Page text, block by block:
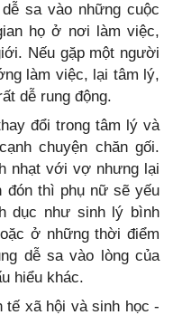
sa vào những cuộc
họ ở nơi làm việc,
Nếu gặp một người
làm việc, lại tâm lý,
dễ rung động.
đổi trong tâm lý và
chuyện chăn gối.
nhạt với vợ nhưng lại
đón thì phụ nữ sẽ yếu
dục như sinh lý bình
ở những thời điểm
dễ sa vào lòng của
hiểu khác.
xã hội và sinh học -